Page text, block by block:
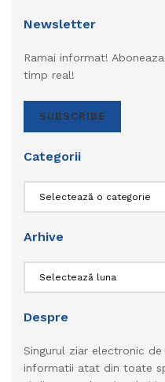
Newsletter
Ramai informat!
timp real!
SUBSCRIBE
Categorii
Arhive
Despre
Singurul ziar electronic
informatii atat din toate